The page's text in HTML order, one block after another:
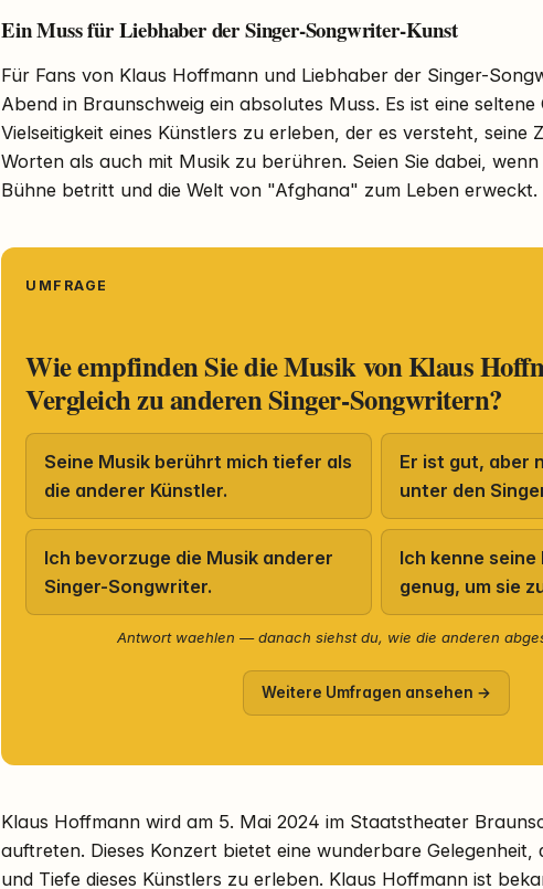
Ein Muss für Liebhaber der Singer-Songwriter-Kunst
Für Fans von Klaus Hoffmann und Liebhaber der Singer-
Abend in Braunschweig ein absolutes Muss. Es ist eine seltene
Vielseitigkeit eines Künstlers zu erleben, der es versteht, seine
Worten als auch mit Musik zu berühren. Seien Sie dabei,
Bühne betritt und die Welt von "Afghana" zum Leben erweckt.
UMFRAGE
Wie empfinden Sie die Musik von Klaus
Vergleich zu anderen Singer-Songwritern?
Seine Musik berührt mich tiefer als
die anderer Künstler.
Er ist gut, aber
unter den
Ich bevorzuge die Musik anderer
Singer-Songwriter.
Ich kenne
genug, um sie
Antwort waehlen — danach siehst du, wie die anderen
Weitere Umfragen ansehen →
Klaus Hoffmann wird am 5. Mai 2024 im Staatstheater
auftreten. Dieses Konzert bietet eine wunderbare Gelegenheit,
und Tiefe dieses Künstlers zu erleben. Klaus Hoffmann ist